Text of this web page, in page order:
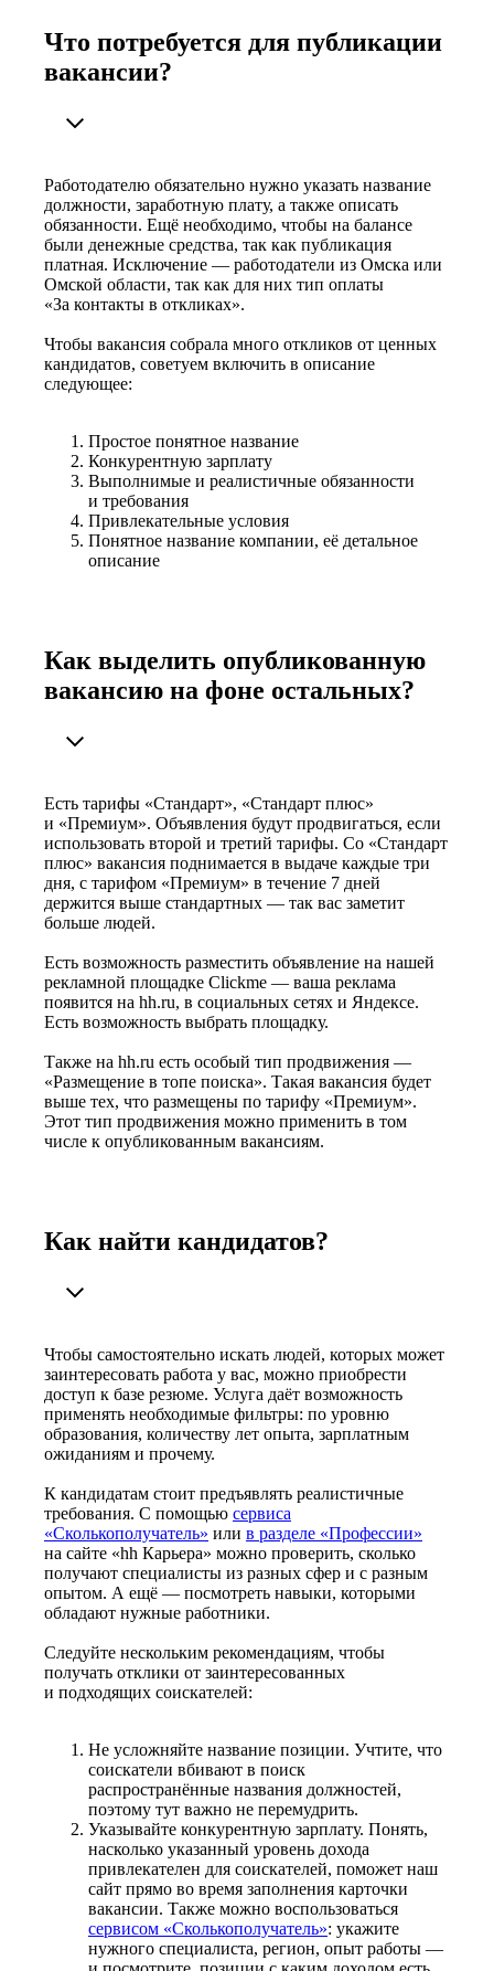
Что потребуется для публикации
вакансии?
Работодателю обязательно нужно указать название
должности, заработную плату, а также описать
обязанности. Ещё необходимо, чтобы на балансе
были денежные средства, так как публикация
платная. Исключение — работодатели из Омска или
Омской области, так как для них тип оплаты
«За контакты в откликах».
Чтобы вакансия собрала много откликов от ценных
кандидатов, советуем включить в описание
следующее:
Простое понятное название
Конкурентную зарплату
Выполнимые и реалистичные обязанности
и требования
Привлекательные условия
Понятное название компании, её детальное
описание
Как выделить опубликованную
вакансию на фоне остальных?
Есть тарифы «Стандарт», «Стандарт плюс»
и «Премиум». Объявления будут продвигаться, если
использовать второй и третий тарифы. Со «Стандарт
плюс» вакансия поднимается в выдаче каждые три
дня, с тарифом «Премиум» в течение 7 дней
держится выше стандартных — так вас заметит
больше людей.
Есть возможность разместить объявление на нашей
рекламной площадке Clickme — ваша реклама
появится на hh.ru, в социальных сетях и Яндексе.
Есть возможность выбрать площадку.
Также на hh.ru есть особый тип продвижения —
«Размещение в топе поиска». Такая вакансия будет
выше тех, что размещены по тарифу «Премиум».
Этот тип продвижения можно применить в том
числе к опубликованным вакансиям.
Как найти кандидатов?
Чтобы самостоятельно искать людей, которых может
заинтересовать работа у вас, можно приобрести
доступ к базе резюме. Услуга даёт возможность
применять необходимые фильтры: по уровню
образования, количеству лет опыта, зарплатным
ожиданиям и прочему.
К кандидатам стоит предъявлять реалистичные
требования. С помощью сервиса
«Сколькополучатель» или в разделе «Профессии»
на сайте «hh Карьера» можно проверить, сколько
получают специалисты из разных сфер и с разным
опытом. А ещё — посмотреть навыки, которыми
обладают нужные работники.
Следуйте нескольким рекомендациям, чтобы
получать отклики от заинтересованных
и подходящих соискателей:
Не усложняйте название позиции. Учтите, что
соискатели вбивают в поиск
распространённые названия должностей,
поэтому тут важно не перемудрить.
Указывайте конкурентную зарплату. Понять,
насколько указанный уровень дохода
привлекателен для соискателей, поможет наш
сайт прямо во время заполнения карточки
вакансии. Также можно воспользоваться
сервисом «Сколькополучатель»: укажите
нужного специалиста, регион, опыт работы —